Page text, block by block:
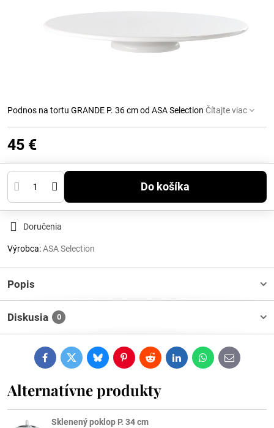
Podnos na tortu GRANDE P. 36 cm od ASA Selection Čítajte viac
45 €
Do košíka
Doručenia
Výrobca:ASA Selection
Popis
Diskusia 0
FacebookTwitterBlueskyPinterestRedditLinkedInWhatsApp
E-
mail
Alternatívne produkty
Sklenený poklop P. 34 cm